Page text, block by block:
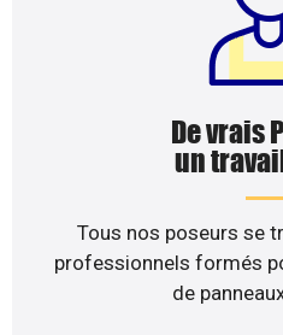
De vrais
un
Tous nos poseurs se
professionnels formés
de